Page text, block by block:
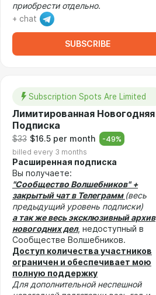
приобрести отдельно.
+ chat
SUBSCRIBE
Subscription Spots Are Limited
Лимитированная Новогодняя
Подписка
$33 $16.5 per month -49%
billed every 3 months
Расширенная подписка
Вы получаете:
"Сообщество Волшебников" +
закрытый чат в Телеграмм (весь
предыдущий уровень подписки)
а так же весь эксклюзивный архив
новогодних дел, недоступный в
Сообществе Волшебников.
Доступ количества участников
ограничен и обеспечивает мою
полную поддержку
Для дополнительной неспешной